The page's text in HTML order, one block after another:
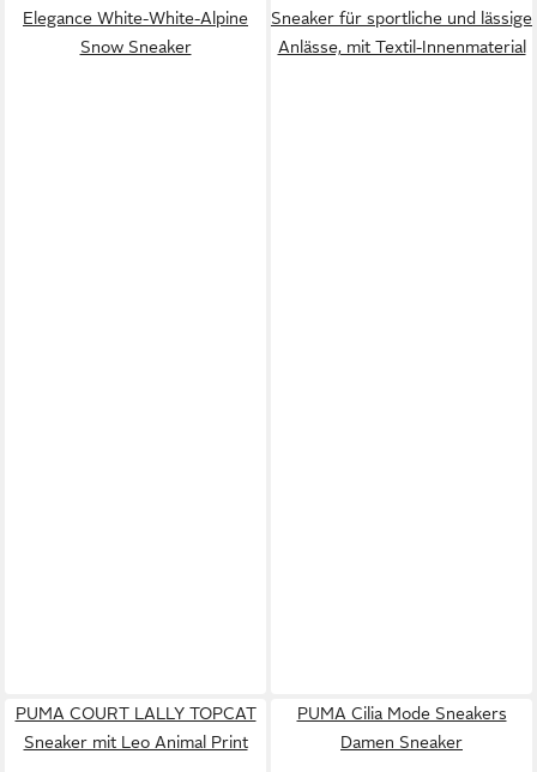
Elegance White-White-Alpine
Snow Sneaker
Sneaker für sportliche und lässige
Anlässe, mit Textil-Innenmaterial
PUMA COURT LALLY TOPCAT
Sneaker mit Leo Animal Print
PUMA Cilia Mode Sneakers
Damen Sneaker